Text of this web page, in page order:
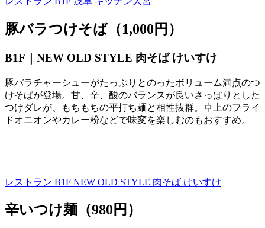
豚バラつけそば（1,000円）
B1F｜ NEW OLD STYLE 肉そば けいすけ
豚バラチャーシューがたっぷりとのったボリューム満点のつ
けそばが登場。甘、辛、酸のバランスが良いさっぱりとした
つけダレが、もちもちの平打ち麺と相性抜群。卓上のフライ
ドオニオンやカレー粉などで味変を楽しむのもおすすめ。
レストラン B1F NEW OLD STYLE 肉そば けいすけ
辛いつけ麺（980円）